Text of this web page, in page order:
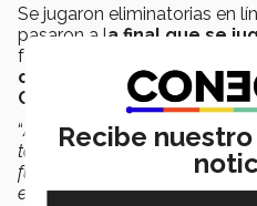
Se jugaron eliminatorias en
pasaron a la final que se
forma presencial; a ésta
campus Monterrey y la
Carlos
“A mi compañero 'Cali' nunca
torneos menos, entonces
fuera un sueño, porque
enfrentar con él en una final
Recibe